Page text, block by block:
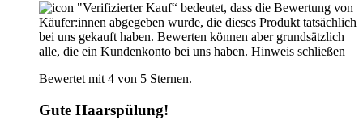
"Verifizierter Kauf“ bedeutet, dass die Bewertung von
Käufer:innen abgegeben wurde, die dieses Produkt tatsächlich
bei uns gekauft haben. Bewerten können aber grundsätzlich
alle, die ein Kundenkonto bei uns haben. Hinweis schließen
Bewertet mit 4 von 5 Sternen.
Gute Haarspülung!